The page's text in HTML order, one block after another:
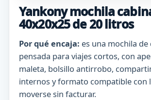
Yankony mochila
40x20x25 de 20 litros
Por qué encaja: es una mochila de
pensada para viajes cortos, con
maleta, bolsillo antirrobo,
internos y formato compatible con
moverse sin facturar.